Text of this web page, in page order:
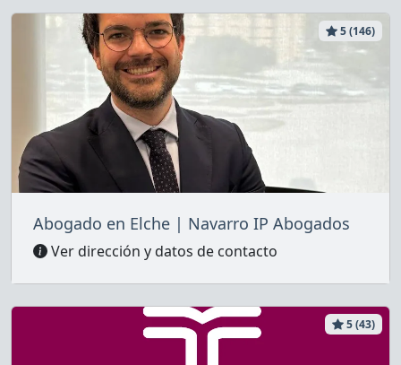
5 (146)
Abogado en Elche | Navarro IP Abogados
Ver dirección y datos de contacto
5 (43)